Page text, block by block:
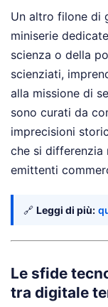
Un altro filone di
miniserie
scienza o della
scienziati,
alla missione di
sono curati da
imprecisioni
che si
emittenti
🔗 Leggi di più:
Le sfide
tra digitale